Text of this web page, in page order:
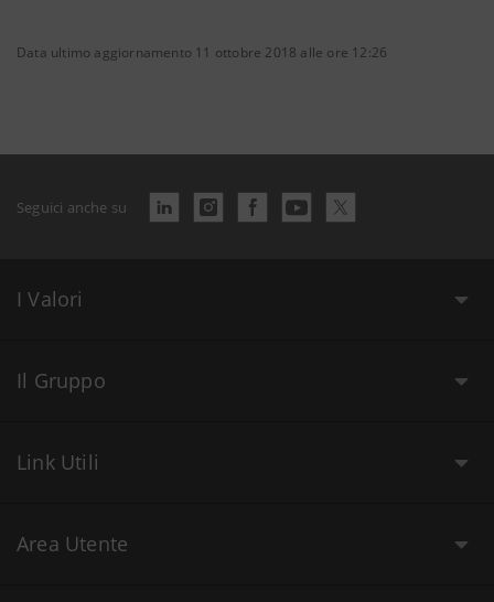
Data ultimo aggiornamento 11 ottobre 2018 alle ore 12:26
Seguici anche su
I Valori
Il Gruppo
Link Utili
Area Utente